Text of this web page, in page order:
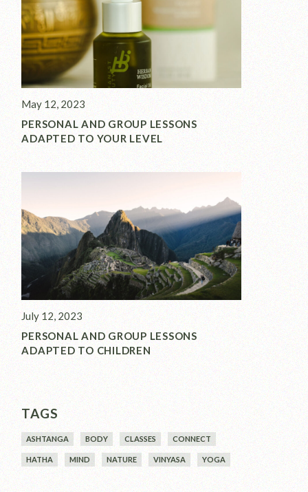
May 12, 2023
PERSONAL AND GROUP LESSONS
ADAPTED TO YOUR LEVEL
July 12, 2023
PERSONAL AND GROUP LESSONS
ADAPTED TO CHILDREN
TAGS
ASHTANGA BODY CLASSES CONNECT
HATHA MIND NATURE VINYASA YOGA